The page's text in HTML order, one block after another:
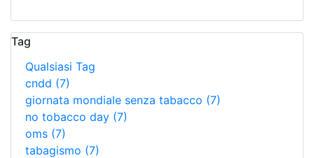
Tag
Qualsiasi Tag
cndd (7)
giornata mondiale senza tabacco (7)
no tobacco day (7)
oms (7)
tabagismo (7)